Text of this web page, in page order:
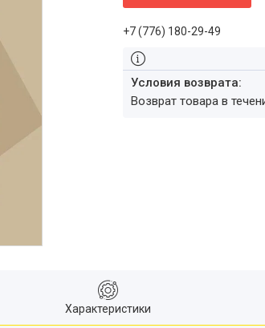
+7 (776) 180-29-49
возврат товара в
Характеристики